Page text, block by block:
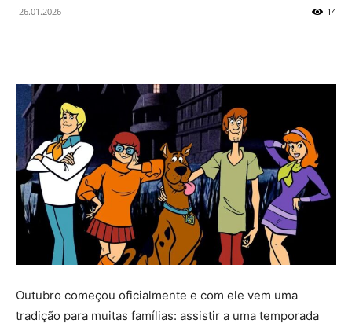
26.01.2026 14
Outubro começou oficialmente e com ele vem uma
tradição para muitas famílias: assistir a uma temporada